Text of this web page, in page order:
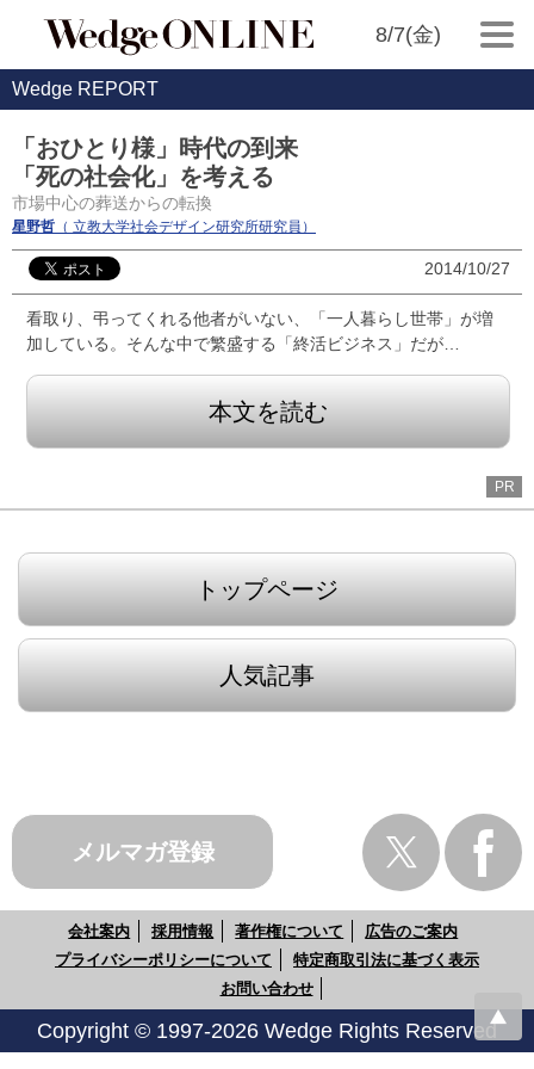
8/7(金)
Wedge REPORT
「おひとり様」時代の到来
「死の社会化」を考える
市場中心の葬送からの転換
星野哲 （ 立教大学社会デザイン研究所研究員）
2014/10/27
看取り、弔ってくれる他者がいない、「一人暮らし世帯」が増
加している。そんな中で繁盛する「終活ビジネス」だが…
本文を読む
PR
トップページ
人気記事
メルマガ登録
会社案内 採用情報 著作権について
広告のご案内
プライバシーポリシーについて
特定商取引法に基づく表示
お問い合わせ
Copyright © 1997-2026 Wedge Rights Reserved